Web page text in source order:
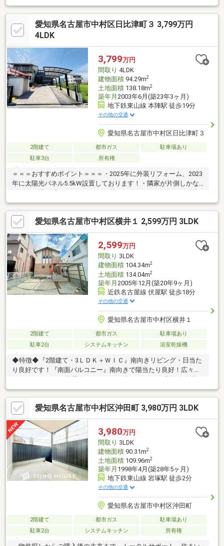
下収納、納戸、廊下物入も完備！家の中をスッキリと保つことが
できます！・リビング階段を採用しており、家族が顔を合わせや
すくなっています☆・1階に水回りと洋室があるため、なるべく
階段を使わない生活も可能です！・2階南側にルーフバルコニーが
しんで使用していただけます！・お車は並列で2台駐車可能◎・周
辺は閑静な住宅街のためファミリー層におすすめです！
愛知県名古屋市中村区日比津町３ 3,799万円
4LDK
3,799万円
間取り 4LDK
建物面積94.29m2
土地面積138.18m2
築年月 2003年6月(築23年3ヶ月)
地下鉄東山線 本陣駅 徒歩19分
その他の交通
愛知県名古屋市中村区日比津町３
2階建て 都市ガス
駐車場あり
駐車3台
所有権
＝＝＝おすすめポイント＝＝＝・2025年に外装リフォーム、2023
年に太陽光パネル5.5kW設置しております！・隣家が片側しかな
部屋は引き戸で仕切られており、大きい一部屋としても使用可能
☆・お車は最大で3台駐車でき、さらにカーポートがついている
ので雨の日でも安心です◎・お庭があるため家庭菜園も楽しめま
す！＝＝＝周辺環境＝＝＝・諏訪小学校 徒歩約6分・日比津中学
校 徒歩約12分・ザ・ビッグエクスプレス日比津店 徒歩約5
分・日比津公園 徒歩約5分・イオンモールNagoya Noritake
Garden 車約10分
愛知県名古屋市中村区横井１ 2,599万円 3LDK
2,599万円
間取り 3LDK
建物面積104.34m2
土地面積134.04m2
築年月 2005年12月(築20年9ヶ月)
近鉄名古屋線 伏屋駅 徒歩18分
その他の交通
愛知県名古屋市中村区横井１
2階建て 都市ガス
駐車場あり
駐車2台
システムキッチン 浴室乾燥機
◆特徴◆『2階建て・3ＬＤＫ＋ＷＩＣ』南向きリビング・日当た
り良好です！『南面バルコニー』南向きで陽当たり良好！広々と
車』スペースに余裕をもって駐車が可能です！『大容量収納』全
居室収納付き、ウォークインクローゼット、リビング収納もある
ため収納スペースには困りません！◆設備仕様◆『リフォーム
済』2025年3月：■水回り：キッチン、洗面、トイレ、給湯器■内
装：クロス全室、フローリング上張り、白蟻点検他
愛知県名古屋市中村区沖田町 3,980万円 3LDK
3,980万円
間取り 3LDK
建物面積90.31m2
土地面積109.96m2
築年月 1998年4月(築28年5ヶ月)
地下鉄東山線 岩塚駅 徒歩2分
その他の交通
愛知県名古屋市中村区沖田町
2階建て 都市ガス
駐車場あり
駐車2台
システムキッチン 所有権